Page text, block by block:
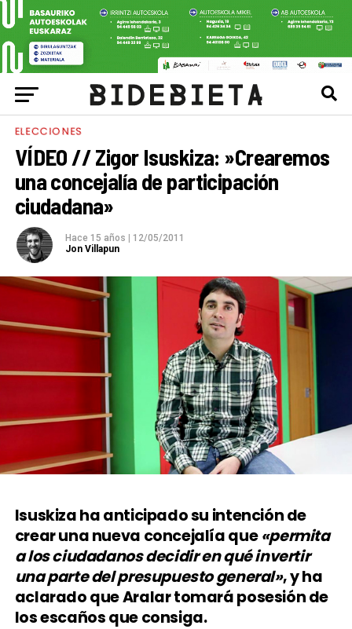
ELECCIONES
VÍDEO // Zigor Isuskiza: »Crearemos
una concejalía de participación
ciudadana»
Hace 15 años
12/05/2011
Jon Villapun
Isuskiza ha anticipado su intención de
crear una nueva concejalía que«permita
a los ciudadanos decidir en qué invertir
una parte del presupuesto general», y ha
aclarado que Aralar tomará posesión de
los escaños que consiga.